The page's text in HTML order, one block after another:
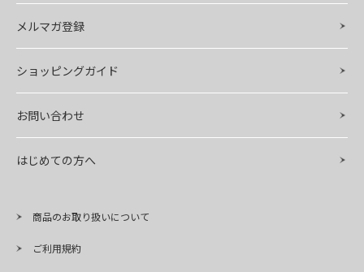
メルマガ登録
ショッピングガイド
お問い合わせ
はじめての方へ
商品のお取り扱いについて
ご利用規約